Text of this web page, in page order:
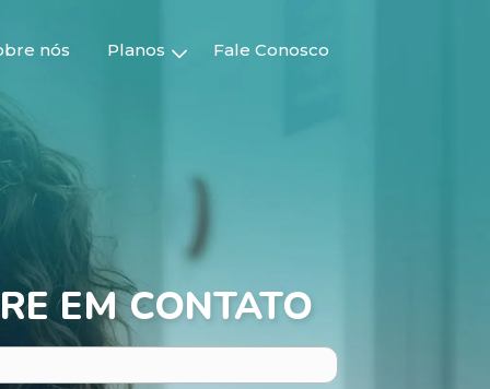
nós Planos Fale Conosco
EM CONTATO